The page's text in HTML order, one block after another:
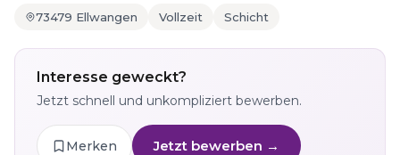
73479 Ellwangen Vollzeit Schicht
Interesse geweckt?
Jetzt schnell und unkompliziert bewerben.
Merken Jetzt bewerben →